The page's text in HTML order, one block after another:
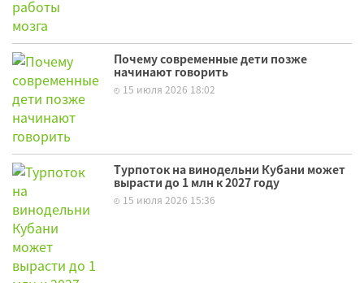
Почему современные дети позже
начинают говорить
15 июля 2026 18:02
Турпоток на винодельни Кубани может
вырасти до 1 млн к 2027 году
15 июля 2026 15:36